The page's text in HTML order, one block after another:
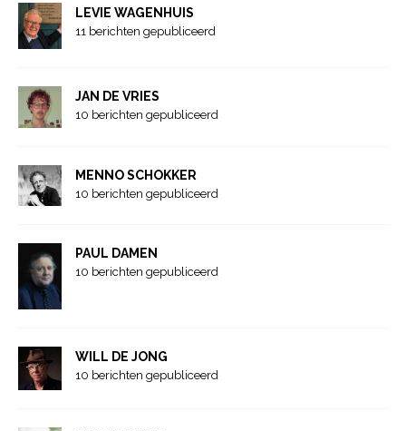
LEVIE WAGENHUIS
11 berichten gepubliceerd
JAN DE VRIES
10 berichten gepubliceerd
MENNO SCHOKKER
10 berichten gepubliceerd
PAUL DAMEN
10 berichten gepubliceerd
WILL DE JONG
10 berichten gepubliceerd